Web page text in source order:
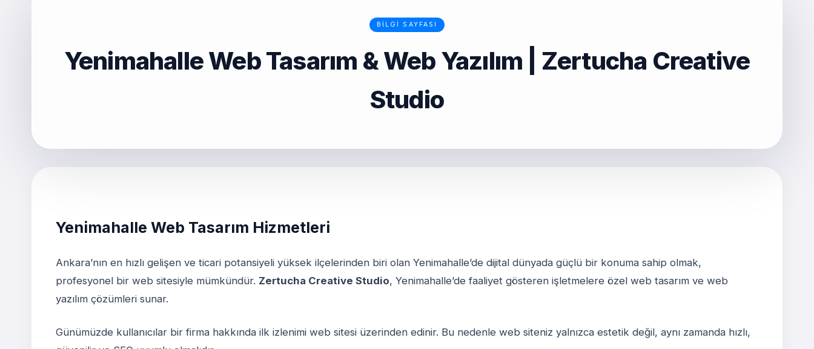
BILGI SAYFASI
Yenimahalle Web Tasarım & Web Yazılım | Zertucha Creative
Studio
Yenimahalle Web Tasarım Hizmetleri
Ankara’nın en hızlı gelişen ve ticari potansiyeli yüksek ilçelerinden biri olan Yenimahalle’de dijital dünyada güçlü bir konuma sahip olmak,
profesyonel bir web sitesiyle mümkündür. Zertucha Creative Studio, Yenimahalle’de faaliyet gösteren işletmelere özel web tasarım ve web
yazılım çözümleri sunar.
Günümüzde kullanıcılar bir firma hakkında ilk izlenimi web sitesi üzerinden edinir. Bu nedenle web siteniz yalnızca estetik değil, aynı zamanda hızlı,